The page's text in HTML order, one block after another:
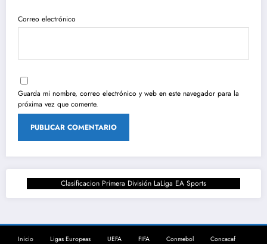
Correo electrónico
Guarda mi nombre, correo electrónico y web en este navegador para la
próxima vez que comente.
Clasificacion Primera División LaLiga EA Sports
Inicio Ligas Europeas UEFA FIFA Conmebol Concacaf